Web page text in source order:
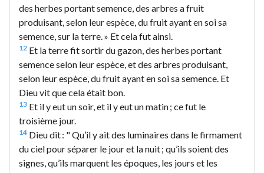
des herbes portant semence, des arbres a fruit
produisant, selon leur espèce, du fruit ayant en soi sa
semence, sur la terre. » Et cela fut ainsi.
12 Et la terre fit sortir du gazon, des herbes portant
semence selon leur espèce, et des arbres produisant,
selon leur espèce, du fruit ayant en soi sa semence. Et
Dieu vit que cela était bon.
13 Et il y eut un soir, et il y eut un matin ; ce fut le
troisième jour.
14 Dieu dit : " Qu’il y ait des luminaires dans le firmament
du ciel pour séparer le jour et la nuit ; qu’ils soient des
signes, qu’ils marquent les époques, les jours et les